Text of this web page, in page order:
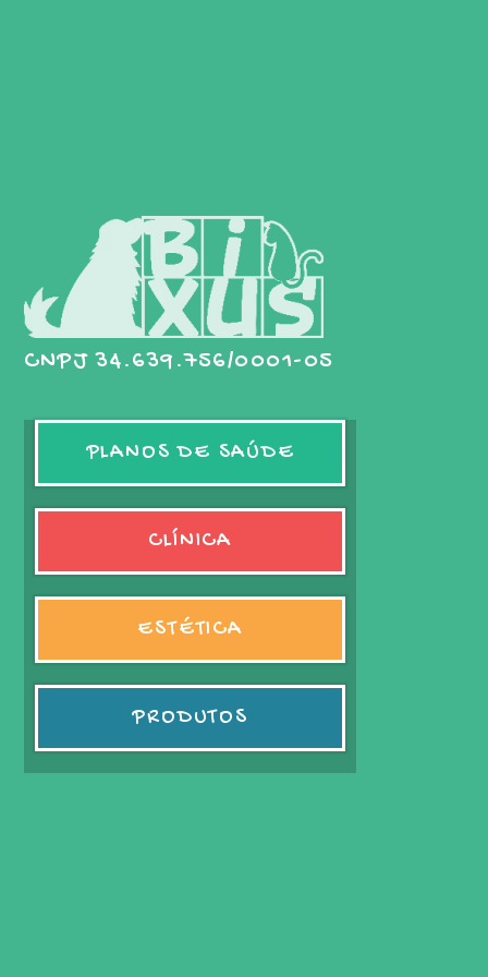
CNPJ 34.639.756/0001-05
PLANOS DE SAÚDE
CLÍNICA
ESTÉTICA
PRODUTOS